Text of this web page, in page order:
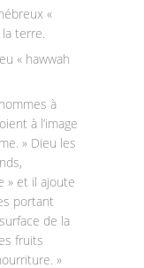
«
la terre.
« hawwah
à
à l’image
» Dieu les
» et il ajoute
portant
de la
fruits
»